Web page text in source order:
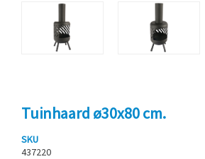
Tuinhaard ø30x80 cm.
SKU
437220